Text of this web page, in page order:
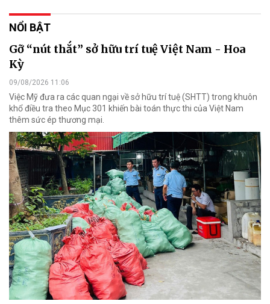
NỔI BẬT
Gỡ “nút thắt” sở hữu trí tuệ Việt Nam - Hoa
Kỳ
09/08/2026 11:06
Việc Mỹ đưa ra các quan ngại về sở hữu trí tuệ (SHTT) trong khuôn
khổ điều tra theo Mục 301 khiến bài toán thực thi của Việt Nam
thêm sức ép thương mại.